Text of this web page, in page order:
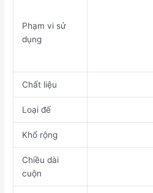
Phạm vi sử
dụng
Chất liệu
Loại đế
Khổ rộng
Chiều dài
cuộn